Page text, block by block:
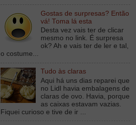
Gostas de surpresas? Então
vá! Toma lá esta
Desta vez vais ter de clicar
mesmo no link. É surpresa
ok? Ah e vais ter de ler e tal,
o costume...
Tudo às claras
Aqui há uns dias reparei que
no Lidl havia embalagens de
claras de ovo. Havia, porque
as caixas estavam vazias.
Fiquei curioso e tive de ir ...